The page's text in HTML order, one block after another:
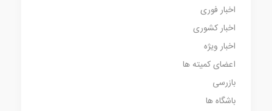
اخبار فوری
اخبار کشوری
اخبار ویژه
اعضای کمیته ها
بازرسی
باشگاه ها